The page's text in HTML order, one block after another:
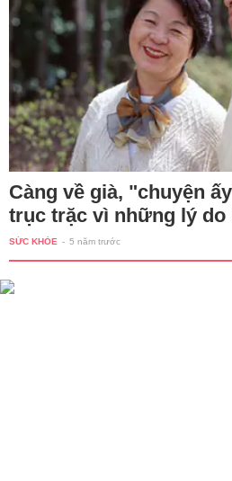
Càng về già, "chuyện
trục trặc vì những lý do
SỨC KHỎE - 5 năm trước